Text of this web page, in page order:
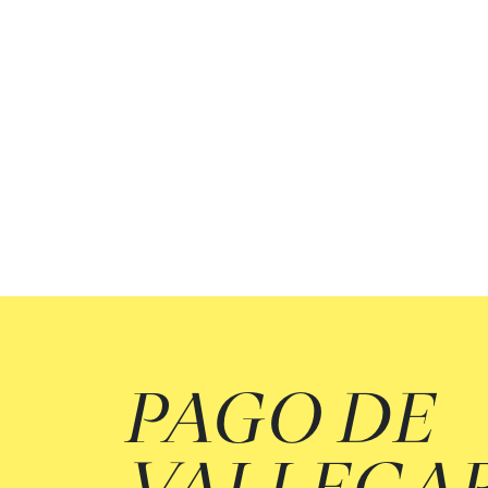
PAGO DE